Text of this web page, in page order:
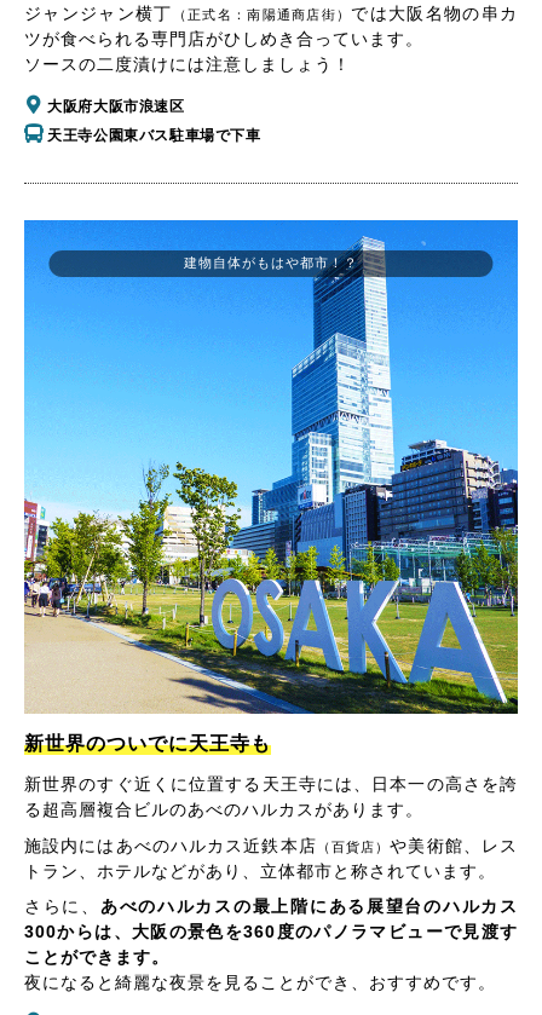
ジャンジャン横丁
（正式名：南陽通商店街） では大阪名物の串カ
ツが食べられる専門店がひしめき合っています。
ソースの二度漬けには注意しましょう！
大阪府大阪市浪速区
天王寺公園東バス駐車場で下車
新世界のついでに天王寺も
新世界のすぐ近くに位置する天王寺には、日本一の高さを誇
る超高層複合ビルのあべのハルカスがあります。
施設内にはあべのハルカス近鉄本店 （百貨店）や美術館、レス
トラン、ホテルなどがあり、立体都市と称されています。
さらに、 あべのハルカスの最上階にある展望台のハルカス
300からは、大阪の景色を360度のパノラマビューで見渡す
ことができます。
夜になると綺麗な夜景を見ることができ、おすすめです。
建物自体がもはや都市！？